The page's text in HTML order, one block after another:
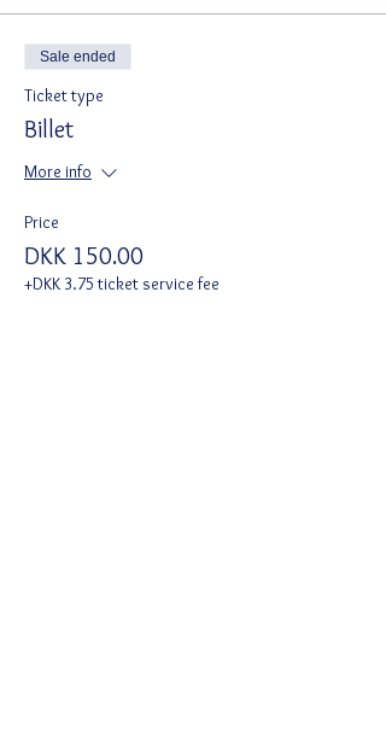
Sale ended
Ticket type
Billet
More info
Price
DKK 150.00
+DKK 3.75 ticket service fee